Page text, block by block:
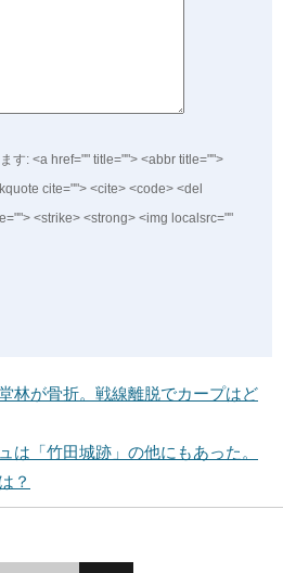
す: <a href="" title=""> <abbr title="">
cite=""> <cite> <code> <del
<strike> <strong> <img localsrc=""
林が骨折。戦線離脱でカープはど
は「竹田城跡」の他にもあった。
？